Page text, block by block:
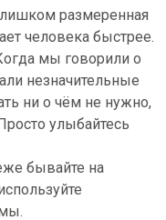
размеренная
человека быстрее.
мы говорили о
незначительные
ни о чём не нужно,
улыбайтесь
бывайте на